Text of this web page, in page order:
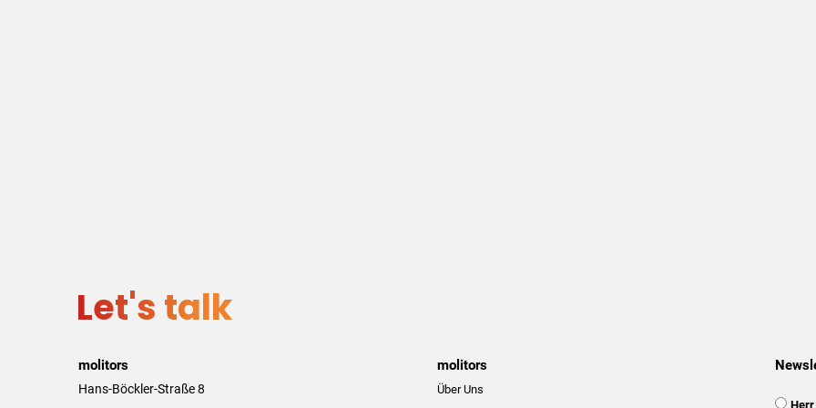
Let's talk
molitors
Hans-Böckler-Straße 8
molitors
Über Uns
Herr